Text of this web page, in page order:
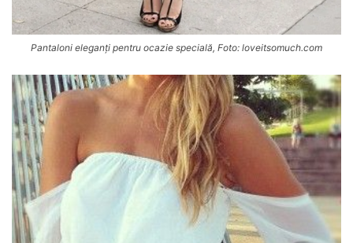
Pantaloni eleganți pentru ocazie specială, Foto: loveitsomuch.com